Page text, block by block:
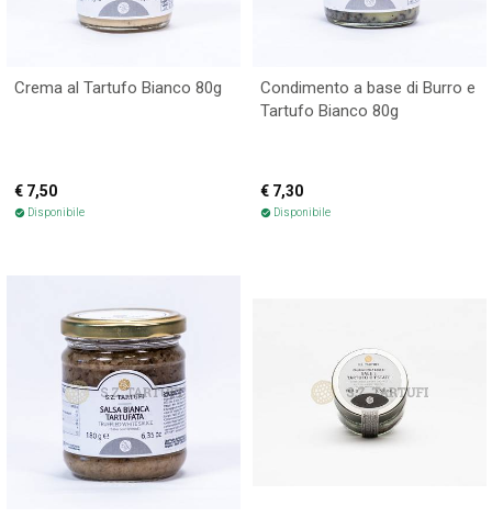
Crema al Tartufo Bianco 80g
€ 7,50
check_circle Disponibile
Condimento a base di Burro e
Tartufo Bianco 80g
€ 7,30
check_circle Disponibile